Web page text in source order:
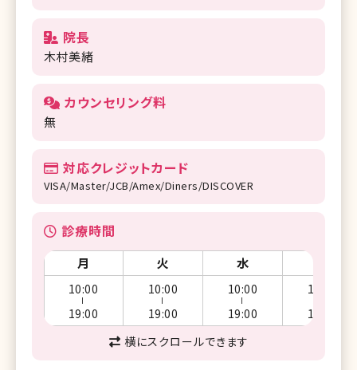
院長
木村美緒
カウンセリング料
無
対応クレジットカード
VISA/Master/JCB/Amex/Diners/DISCOVER
診療時間
月 火 水
10:00
19:00
10:00
19:00
10:00
19:00
10:00
19:00
横にスクロールできます